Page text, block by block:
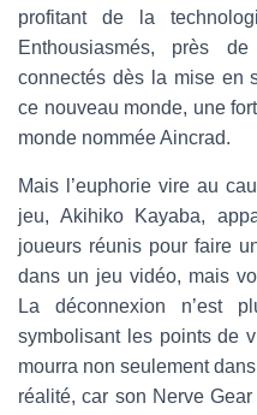
profitant de la
Enthousiasmés, près
connectés dès la mise en
ce nouveau monde, une
monde nommée Aincrad.
Mais l’euphorie vire au
jeu, Akihiko Kayaba,
joueurs réunis pour faire
dans un jeu vidéo, mais
La déconnexion n’est
symbolisant les points de
mourra non seulement
réalité, car son Nerve